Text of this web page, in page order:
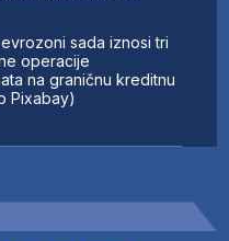
sada iznosi tri
operacije
na graničnu kreditnu
Pixabay)